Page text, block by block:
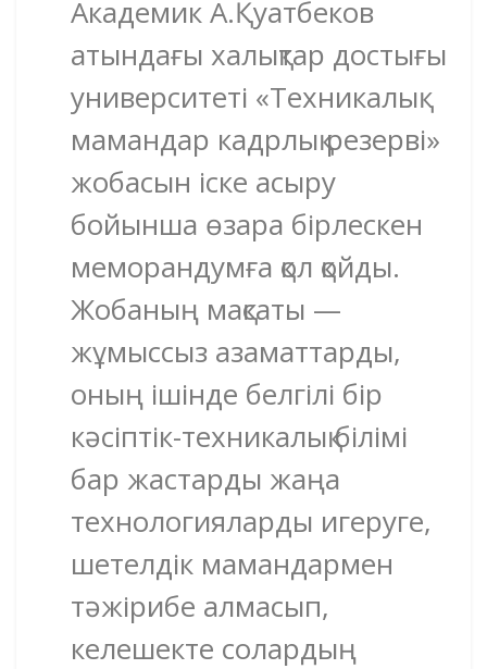
Академик А.Қуатбеков
атындағы халықтар достығы
университеті «Техникалық
мамандар кадрлық резерві»
жобасын іске асыру
бойынша өзара бірлескен
меморандумға қол қойды.
Жобаның мақсаты —
жұмыссыз азаматтарды,
оның ішінде белгілі бір
кәсіптік-техникалық білімі
бар жастарды жаңа
технологияларды игеруге,
шетелдік мамандармен
тәжірибе алмасып,
келешекте солардың